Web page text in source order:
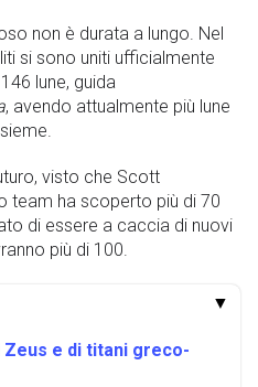
non è durata a lungo. Nel
si sono uniti ufficialmente
lune, guida
, avendo attualmente più lune
visto che Scott
team ha scoperto più di 70
di essere a caccia di nuovi
più di 100.
▼
e di titani greco-